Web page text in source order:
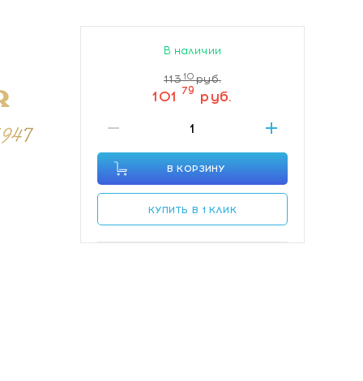
В наличии
11310 руб.
101 79 руб.
В КОРЗИНУ
КУПИТЬ В 1 КЛИК